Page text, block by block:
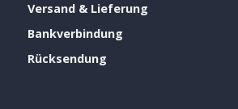
Versand & Lieferung
Bankverbindung
Rücksendung